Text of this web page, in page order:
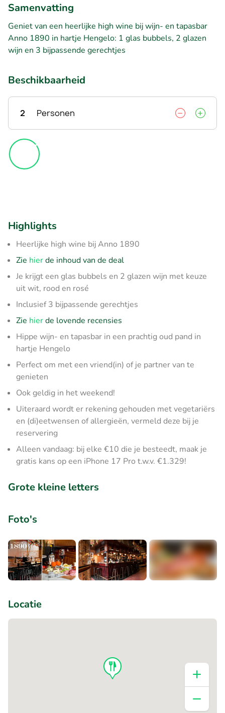
Samenvatting
Geniet van een heerlijke high wine bij wijn- en tapasbar
Anno 1890 in hartje Hengelo: 1 glas bubbels, 2 glazen
wijn en 3 bijpassende gerechtjes
Beschikbaarheid
2 Personen
Highlights
Heerlijke high wine bij Anno 1890
Zie hierde inhoud van de deal
Je krijgt een glas bubbels en 2 glazen wijn met keuze
uit wit, rood en rosé
Inclusief 3 bijpassende gerechtjes
Zie hierde lovende recensies
Hippe wijn- en tapasbar in een prachtig oud pand in
hartje Hengelo
Perfect om met een vriend(in) of je partner van te
genieten
Ook geldig in het weekend!
Uiteraard wordt er rekening gehouden met vegetariërs
en (di)eetwensen of allergieën, vermeld deze bij je
reservering
Alleen vandaag: bij elke €10 die je besteedt, maak je
gratis kans op een iPhone 17 Pro t.w.v. €1.329!
Grote kleine letters
Foto's
Locatie